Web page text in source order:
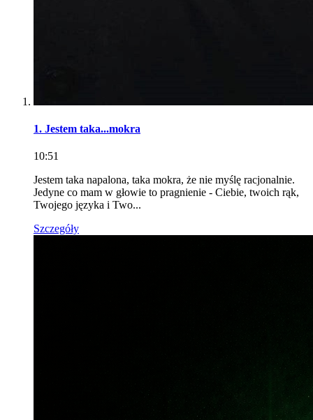
1. Jestem taka...mokra
10:51
Jestem taka napalona, taka mokra, że nie myślę racjonalnie.
Jedyne co mam w głowie to pragnienie - Ciebie, twoich rąk,
Twojego języka i Two...
Szczegóły